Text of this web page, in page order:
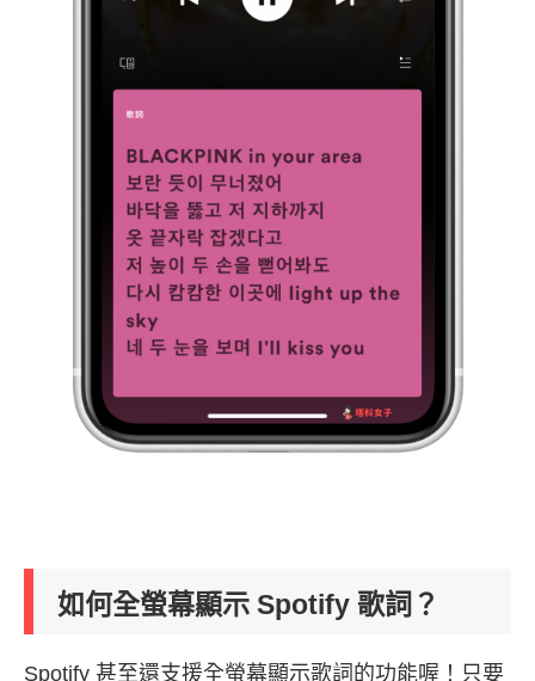
如何全螢幕顯示 Spotify 歌詞？
Spotify 甚至還支援全螢幕顯示歌詞的功能喔！只要